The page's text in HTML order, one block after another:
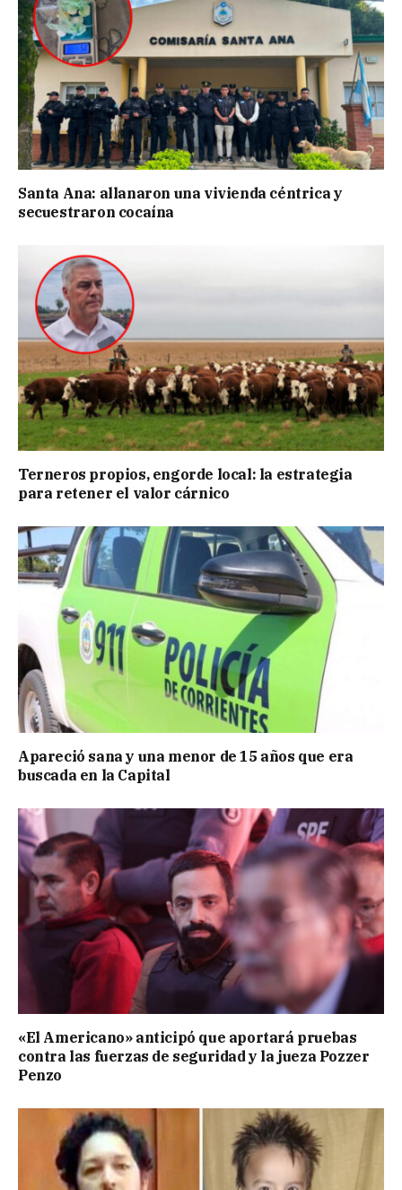
Santa Ana: allanaron una vivienda céntrica y
secuestraron cocaína
Terneros propios, engorde local: la estrategia
para retener el valor cárnico
Apareció sana y una menor de 15 años que era
buscada en la Capital
«El Americano» anticipó que aportará pruebas
contra las fuerzas de seguridad y la jueza Pozzer
Penzo